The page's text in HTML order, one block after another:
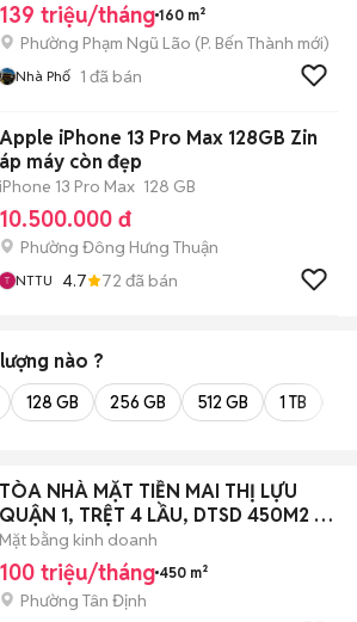
139 triệu/tháng 160 m²
Phường Phạm Ngũ Lão (P. Bến Thành mới)
Nhà Phố 1 đã bán
Apple iPhone 13 Pro Max 128GB Zin
áp máy còn đẹp
iPhone 13 Pro Max 128 GB
10.500.000 đ
Phường Đông Hưng Thuận
NTTU 4.7 72 đã bán
nào ?
128 GB 256 GB 512 GB 1 TB
TÒA NHÀ MẶT TIỀN MAI THỊ LỰU
QUẬN 1, TRỆT 4 LẦU, DTSD 450M2 -
100TR
Mặt bằng kinh doanh
100 triệu/tháng 450 m²
Phường Tân Định